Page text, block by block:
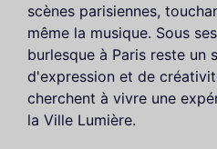
scènes parisiennes,
même la musique. Sous
burlesque à Paris reste un
d'expression et de
cherchent à vivre une
la Ville Lumière.